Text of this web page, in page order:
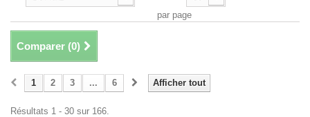
par page
Comparer (0)
Afficher tout
1 2 3 ... 6
Résultats 1 - 30 sur 166.